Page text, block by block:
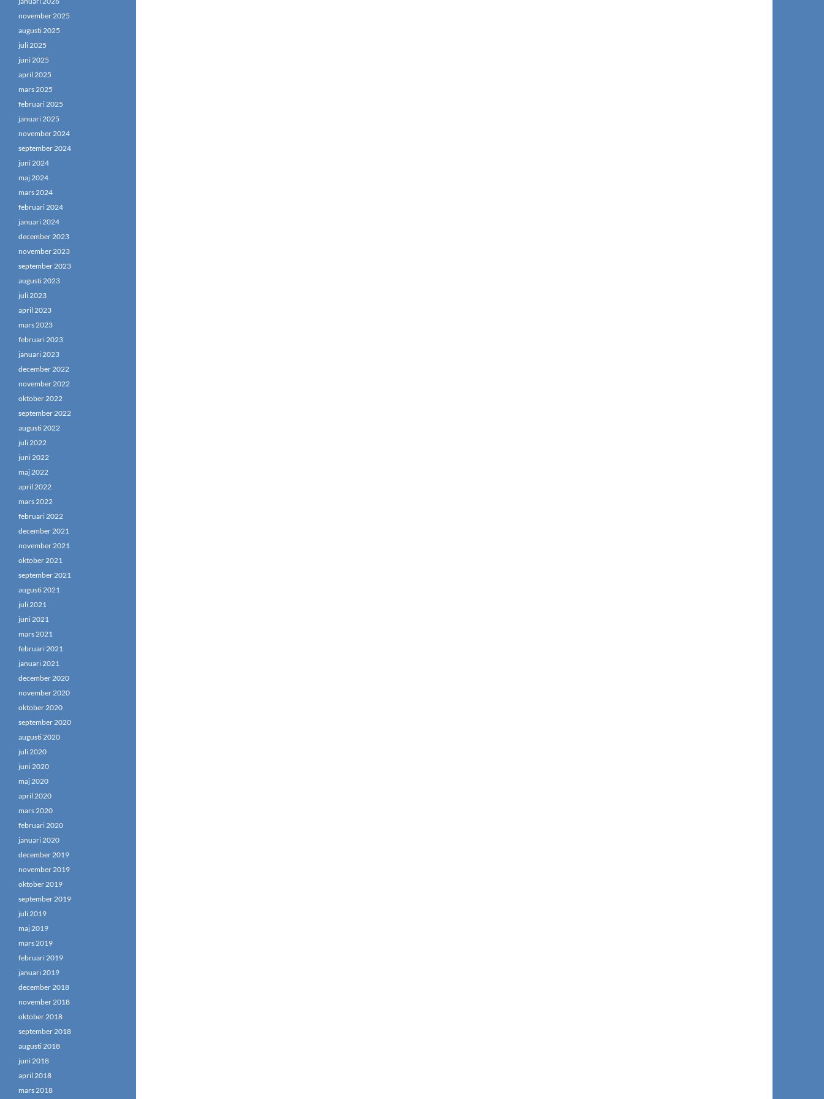
november 2025
augusti 2025
juli 2025
juni 2025
april 2025
mars 2025
februari 2025
januari 2025
november 2024
september 2024
juni 2024
maj 2024
mars 2024
februari 2024
januari 2024
december 2023
november 2023
september 2023
augusti 2023
juli 2023
april 2023
mars 2023
februari 2023
januari 2023
december 2022
november 2022
oktober 2022
september 2022
augusti 2022
juli 2022
juni 2022
maj 2022
april 2022
mars 2022
februari 2022
december 2021
november 2021
oktober 2021
september 2021
augusti 2021
juli 2021
juni 2021
mars 2021
februari 2021
januari 2021
december 2020
november 2020
oktober 2020
september 2020
augusti 2020
juli 2020
juni 2020
maj 2020
april 2020
mars 2020
februari 2020
januari 2020
december 2019
november 2019
oktober 2019
september 2019
juli 2019
maj 2019
mars 2019
februari 2019
januari 2019
december 2018
november 2018
oktober 2018
september 2018
augusti 2018
juni 2018
april 2018
mars 2018